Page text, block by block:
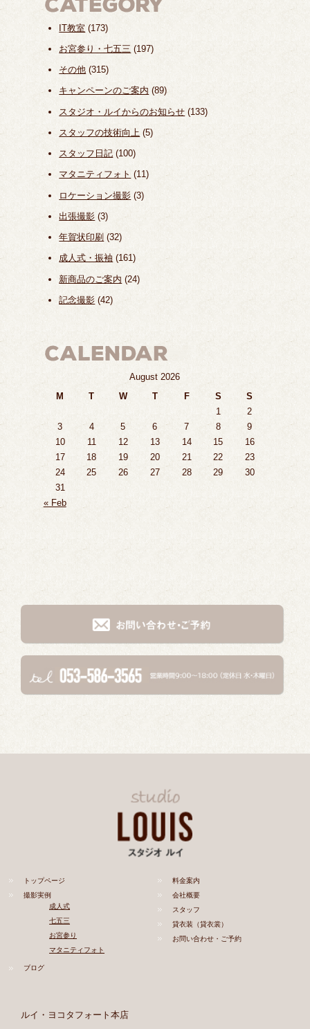
IT教室 (173)
お宮参り・七五三 (197)
その他 (315)
キャンペーンのご案内 (89)
スタジオ・ルイからのお知らせ (133)
スタッフの技術向上 (5)
スタッフ日記 (100)
マタニティフォト (11)
ロケーション撮影 (3)
出張撮影 (3)
年賀状印刷 (32)
成人式・振袖 (161)
新商品のご案内 (24)
記念撮影 (42)
August 2026
M
T W T F S
S
1
2
3
4 5 6 7 8
9
10
11 12 13 14 15
16
17
18 19 20 21 22
23
24
25 26 27 28 29
30
31
« Feb
トップページ
撮影実例
成人式
七五三
お宮参り
マタニティフォト
ブログ
料金案内
会社概要
スタッフ
貸衣装（貸衣裳）
お問い合わせ・ご予約
ルイ・ヨコタフォート本店